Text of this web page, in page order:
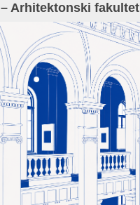
– Arhitektonski fakultet